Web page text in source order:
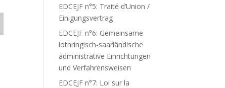
EDCEJF n°5: Traité d’Union /
Einigungsvertrag
EDCEJF n°6: Gemeinsame
lothringisch-saarländische
administrative Einrichtungen
und Verfahrensweisen
EDCEJF n°7: Loi sur la